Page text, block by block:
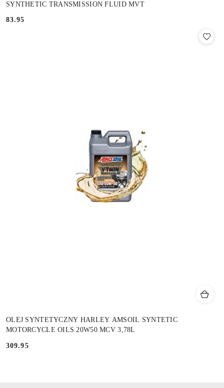
SYNTHETIC TRANSMISSION FLUID MVT
83.95
OLEJ SYNTETYCZNY HARLEY AMSOIL SYNTETIC
MOTORCYCLE OILS 20W50 MCV 3,78L
Cena:
309.95